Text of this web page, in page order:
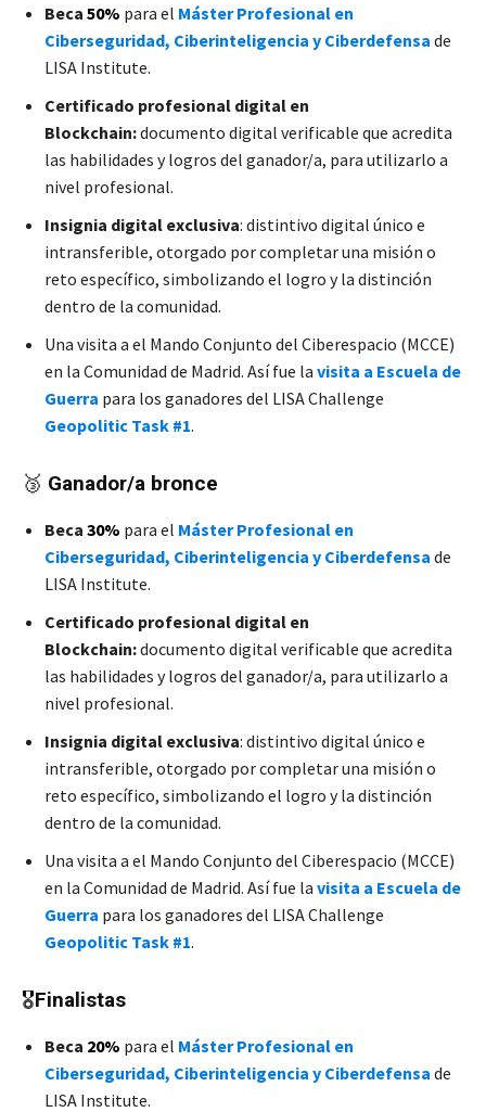
Beca 50% para el Máster Profesional en
Ciberseguridad, Ciberinteligencia y Ciberdefensa de
LISA Institute.
Certificado profesional digital en
Blockchain:documento digital verificable que acredita
las habilidades y logros del ganador/a, para utilizarlo a
nivel profesional.
Insignia digital exclusiva: distintivo digital único e
intransferible, otorgado por completar una misión o
reto específico, simbolizando el logro y la distinción
dentro de la comunidad.
Una visita a el Mando Conjunto del Ciberespacio (MCCE)
en la Comunidad de Madrid. Así fue la visita a Escuela de
Guerra para los ganadores del LISA Challenge
Geopolitic Task #1.
🥉 Ganador/a bronce
Beca 30% para el Máster Profesional en
Ciberseguridad, Ciberinteligencia y Ciberdefensa de
LISA Institute.
Certificado profesional digital en
Blockchain:documento digital verificable que acredita
las habilidades y logros del ganador/a, para utilizarlo a
nivel profesional.
Insignia digital exclusiva: distintivo digital único e
intransferible, otorgado por completar una misión o
reto específico, simbolizando el logro y la distinción
dentro de la comunidad.
Una visita a el Mando Conjunto del Ciberespacio (MCCE)
en la Comunidad de Madrid. Así fue la visita a Escuela de
Guerra para los ganadores del LISA Challenge
Geopolitic Task #1.
🎖️Finalistas
Beca 20% para el Máster Profesional en
Ciberseguridad, Ciberinteligencia y Ciberdefensa de
LISA Institute.